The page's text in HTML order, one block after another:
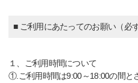
■ ご利用にあたってのお願い（必
１、ご利用時間について
①.ご利用時間は9:00～18:00の間と